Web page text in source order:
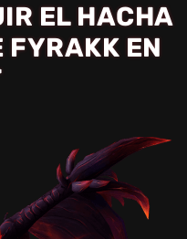
EL HACHA
FYRAKK EN